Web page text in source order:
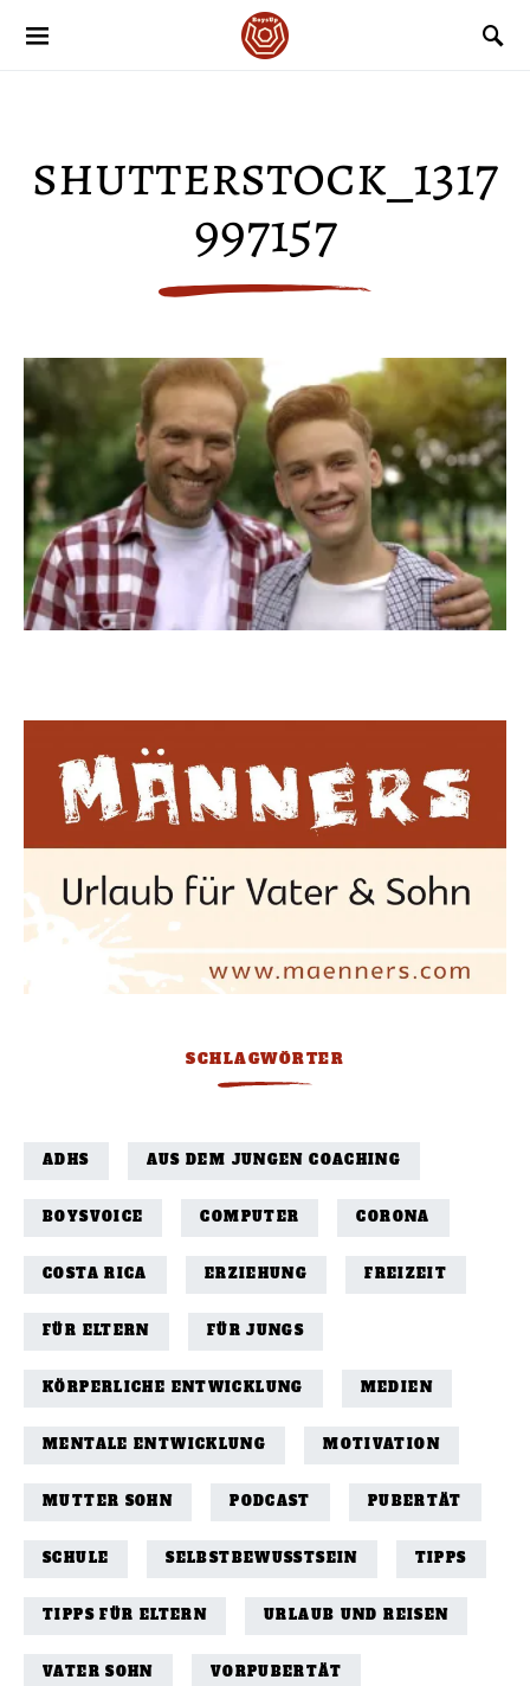
shutterstock_1317
997157
SCHLAGWÖRTER
ADHS AUS DEM JUNGEN COACHING
BOYSVOICE COMPUTER CORONA
COSTA RICA ERZIEHUNG FREIZEIT
FÜR ELTERN FÜR JUNGS
KÖRPERLICHE ENTWICKLUNG MEDIEN
MENTALE ENTWICKLUNG MOTIVATION
MUTTER SOHN PODCAST PUBERTÄT
SCHULE SELBSTBEWUSSTSEIN TIPPS
TIPPS FÜR ELTERN URLAUB UND REISEN
VATER SOHN VORPUBERTÄT